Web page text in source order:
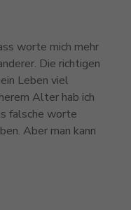
worte mich mehr
Die richtigen
Leben viel
Alter hab ich
falsche worte
Aber man kann